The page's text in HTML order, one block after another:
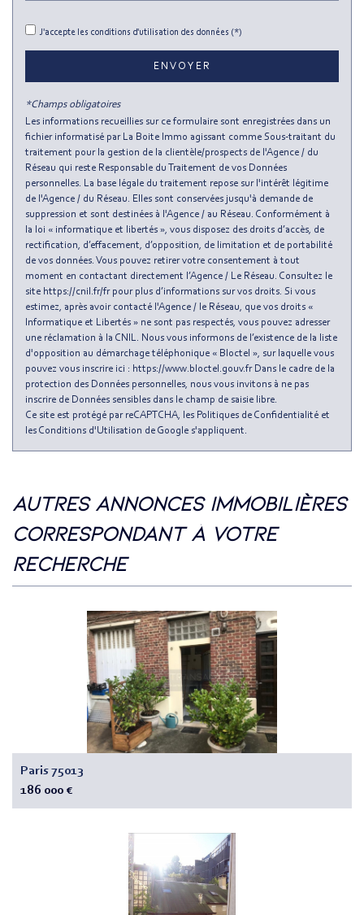
statistiques
Propriétaires (vs. locataires) 29,46 %
Taxe habitation 13,38 %
Taxe foncière
Habitants de moins de 25 ans 28,53 %
Habitants de 25 à 55 ans 43,63 %
Habitants de plus de 55 ans 27,84 %
Nombre d'enfants par famille 0,86
Familles sans enfant 49,49 %
Familles avec 1 ou 2 enfants 0 %
Maisons 1,33 %
Appartements 98,67 %
J'accepte les conditions d'utilisation des données (*)
ENVOYER
*Champs obligatoires
Les informations recueillies sur ce formulaire sont enregistrées dans un
fichier informatisé par La Boite Immo agissant comme Sous-traitant du
traitement pour la gestion de la clientèle/prospects de l'Agence / du
Réseau qui reste Responsable du Traitement de vos Données
personnelles. La base légale du traitement repose sur l'intérêt légitime
de l'Agence / du Réseau. Elles sont conservées jusqu'à demande de
suppression et sont destinées à l'Agence / au Réseau. Conformément à
la loi « informatique et libertés », vous disposez des droits d’accès, de
rectification, d’effacement, d’opposition, de limitation et de portabilité
de vos données. Vous pouvez retirer votre consentement à tout
moment en contactant directement l’Agence / Le Réseau. Consultez le
site https://cnil.fr/fr pour plus d’informations sur vos droits. Si vous
estimez, après avoir contacté l'Agence / le Réseau, que vos droits «
Informatique et Libertés » ne sont pas respectés, vous pouvez adresser
une réclamation à la CNIL. Nous vous informons de l’existence de la liste
d'opposition au démarchage téléphonique « Bloctel », sur laquelle vous
pouvez vous inscrire ici : https://www.bloctel.gouv.fr Dans le cadre de la
protection des Données personnelles, nous vous invitons à ne pas
inscrire de Données sensibles dans le champ de saisie libre.
Ce site est protégé par reCAPTCHA, les Politiques de Confidentialité et
les Conditions d'Utilisation de Google s'appliquent.
autres annonces immobilières
correspondant à votre
recherche
Paris 75013
186 000 €